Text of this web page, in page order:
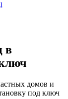
в
домов и
под ключ